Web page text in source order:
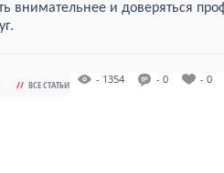
внимательнее и доверяться
// ВСЕ СТАТЬИ - 1354 - 0 - 0